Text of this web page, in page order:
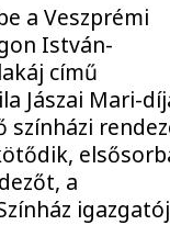
a Veszprémi
István-
című
Jászai Mari-
színházi
a